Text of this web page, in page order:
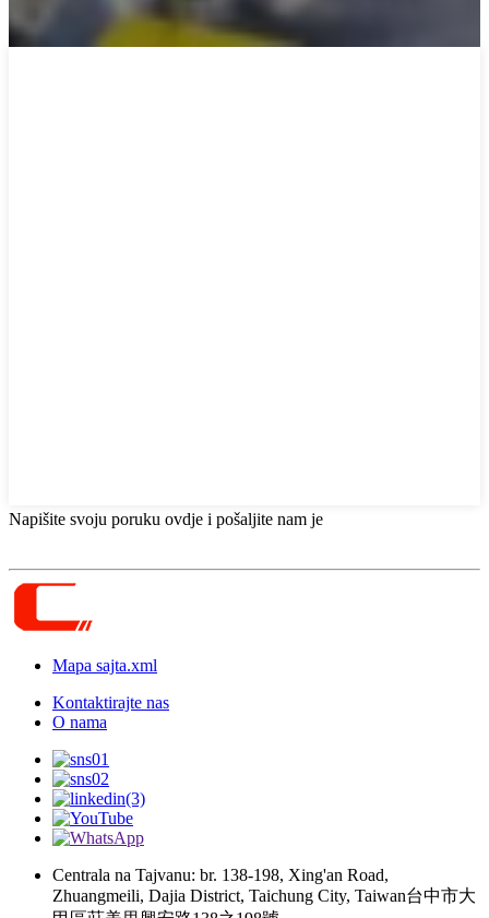
Napišite svoju poruku ovdje i pošaljite nam je
Mapa sajta.xml
Kontaktirajte nas
O nama
Centrala na Tajvanu: br. 138-198, Xing'an Road,
Zhuangmeili, Dajia District, Taichung City, Taiwan台中市大